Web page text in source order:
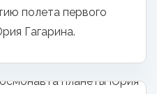
полета первого
Гагарина.